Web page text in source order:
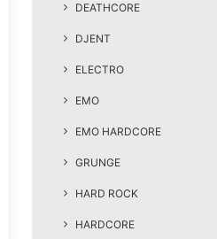
DEATHCORE
DJENT
ELECTRO
EMO
EMO HARDCORE
GRUNGE
HARD ROCK
HARDCORE